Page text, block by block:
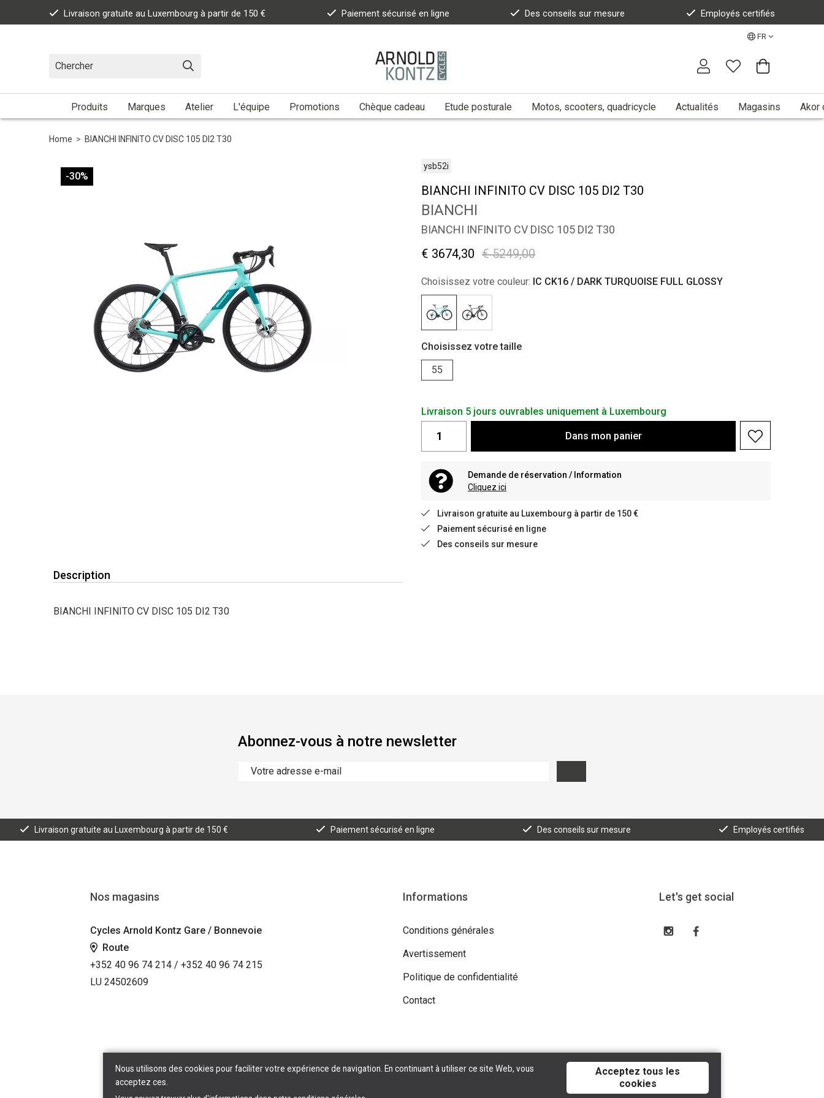
Livraison gratuite au Luxembourg à partir de 150 € Paiement sécurisé en ligne Des conseils sur mesure Employés certifiés
FR
Produits Marques Atelier L'équipe Promotions Chèque cadeau Etude posturale Motos, scooters, quadricycle Actualités Magasins Akor
Home > BIANCHI INFINITO CV DISC 105 DI2 T30
-30%
ysb52i
BIANCHI INFINITO CV DISC 105 DI2 T30
BIANCHI
BIANCHI INFINITO CV DISC 105 DI2 T30
€ 5249,00
€ 3674,30
Choisissez votre couleur: IC CK16 / DARK TURQUOISE FULL GLOSSY
Choisissez votre taille
55
Livraison 5 jours ouvrables uniquement à Luxembourg
Dans mon panier
Demande de réservation / Information
Cliquez ici
Livraison gratuite au Luxembourg à partir de 150 €
Paiement sécurisé en ligne
Des conseils sur mesure
Description
BIANCHI INFINITO CV DISC 105 DI2 T30
Abonnez-vous à notre newsletter
Livraison gratuite au Luxembourg à partir de 150 € Paiement sécurisé en ligne Des conseils sur mesure Employés certifiés
Nos magasins
Cycles Arnold Kontz Gare / Bonnevoie
Route
+352 40 96 74 214 / +352 40 96 74 215
LU 24502609
Informations
Conditions générales
Avertissement
Politique de confidentialité
Contact
Let's get social
Copyright © 2026 Tilroy. All Rights Reserved | Powered By
Nous utilisons des cookies pour faciliter votre expérience de navigation. En continuant à utiliser ce site Web, vous
acceptez ces.
Acceptez tous les
cookies